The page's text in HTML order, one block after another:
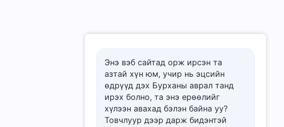
Энэ вэб сайтад орж ирсэн та
азтай хүн юм, учир нь эцсийн
өдрүүд дэх Бурханы аврал танд
ирэх болно, та энэ ерѳѳлийг
хүлээн авахад бэлэн байна уу?
Товчлуур дээр дарж бидэнтэй